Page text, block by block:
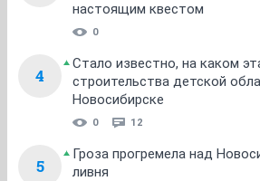
настоящим квестом
0
4
Стало известно, на каком
строительства детской
Новосибирске
0 12
5
Гроза прогремела над
ливня